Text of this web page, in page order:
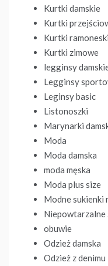
Kurtki damskie
Kurtki
Kurtki ramoneski
Kurtki zimowe
legginsy
Legginsy
Leginsy basic
Listonoszki
Marynarki
Moda
Moda damska
moda męska
Moda plus size
Modne sukienki
Niepowtarzalne
obuwie
Odzież damska
Odzież z denimu